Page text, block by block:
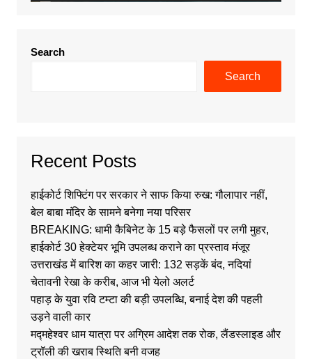
Search
Search
Recent Posts
हाईकोर्ट शिफ्टिंग पर सरकार ने साफ किया रुख: गौलापार नहीं,
बेल बाबा मंदिर के सामने बनेगा नया परिसर
BREAKING: धामी कैबिनेट के 15 बड़े फैसलों पर लगी मुहर,
हाईकोर्ट 30 हेक्टेयर भूमि उपलब्ध कराने का प्रस्ताव मंजूर
उत्तराखंड में बारिश का कहर जारी: 132 सड़कें बंद, नदियां
चेतावनी रेखा के करीब, आज भी येलो अलर्ट
पहाड़ के युवा रवि टम्टा की बड़ी उपलब्धि, बनाई देश की पहली
उड़ने वाली कार
मद्महेश्वर धाम यात्रा पर अग्रिम आदेश तक रोक, लैंडस्लाइड और
ट्रॉली की खराब स्थिति बनी वजह